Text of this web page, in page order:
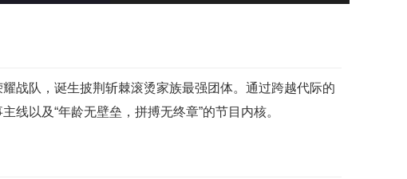
20250911超前营业
20250912上
战队，诞生披荆斩棘滚烫家族最强团体。通过跨越代际的
线以及“年龄无壁垒，拼搏无终章”的节目内核。